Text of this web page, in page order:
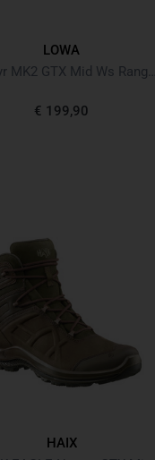
LOWA
€ 199,90
HAIX